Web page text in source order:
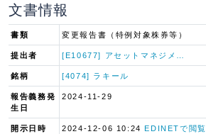
文書情報
書類 変更報告書（特例対象株券等）
提出者 [E10677] アセットマネジメ…
銘柄 [4074] ラキール
報告義務発
生日
2024-11-29
開示日時 2024-12-06 10:24EDINETで閲覧